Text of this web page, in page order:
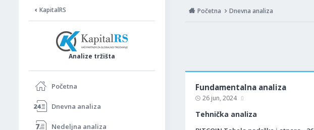
KapitalRS
Analize tržišta
Početna
Dnevna analiza
Nedeljna analiza
Početna Dnevna analiza
Fundamentalna analiza
26 jun, 2024
Tehnička analiza